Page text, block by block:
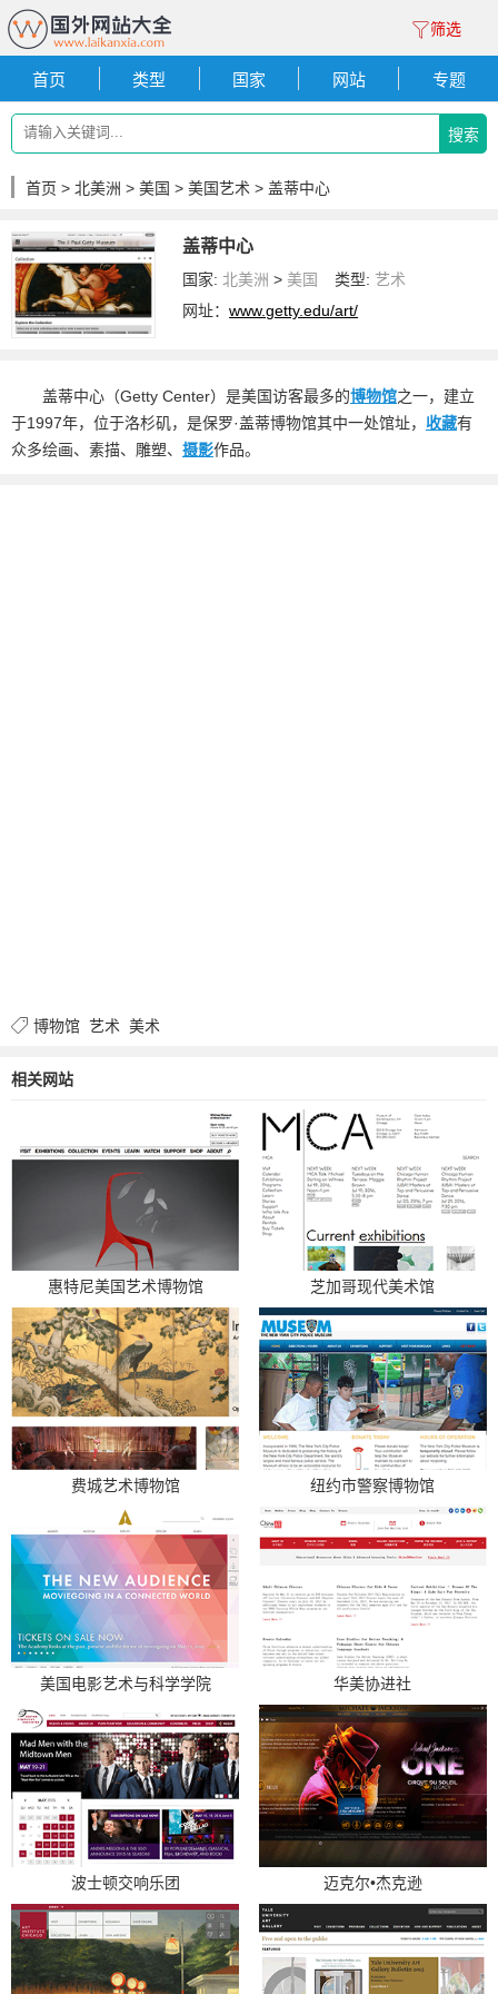
筛选
首页 类型 国家 网站 专题
搜索
首页 > 北美洲 > 美国 > 美国艺术 > 盖蒂中心
盖蒂中心
国家: 北美洲 > 美国 类型: 艺术
网址：www.getty.edu/art/
盖蒂中心（Getty Center）是美国访客最多的博物馆之一，建立
于1997年，位于洛杉矶，是保罗·盖蒂博物馆其中一处馆址， 收藏有
众多绘画、素描、雕塑、 摄影作品。
博物馆 艺术 美术
相关网站
惠特尼美国艺术博物馆 芝加哥现代美术馆
费城艺术博物馆 纽约市警察博物馆
美国电影艺术与科学学院 华美协进社
波士顿交响乐团 迈克尔•杰克逊